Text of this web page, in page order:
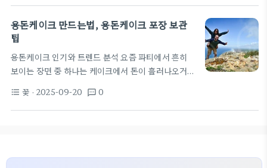
수록 배송 시간과 운송 손실이 줄어 신선함이 오래 유
지된다. 디자인 포트폴리오를 미리 확인하는 습관이
필요하다. 매장 방문 전 SNS나 포트폴리오에서 선호
성이 가능하다고 판단할 수 있다. 원하는 날짜에 맞춘
제작 가능성과 커스터마이징 옵션이 있는지 미리 확인
하자. 또한 지역의 계절성도 고려해야 한다. 같은 꽃이
용돈케이크 만드는법, 용돈케이크 포장 보관
팁
용돈케이크 인기와 트렌드 분석 요즘 파티에서 흔히
보이는 장면 중 하나는 케이크에서 돈이 흘러나오거
소셜미디어에서는 짧은 영상 한 편으로 분위기가 확
달라지기 때문에 용돈케이크는 시각적 임팩트가 강한
format_list_bulleted 꽃 · 2025-09-20 textsms 0